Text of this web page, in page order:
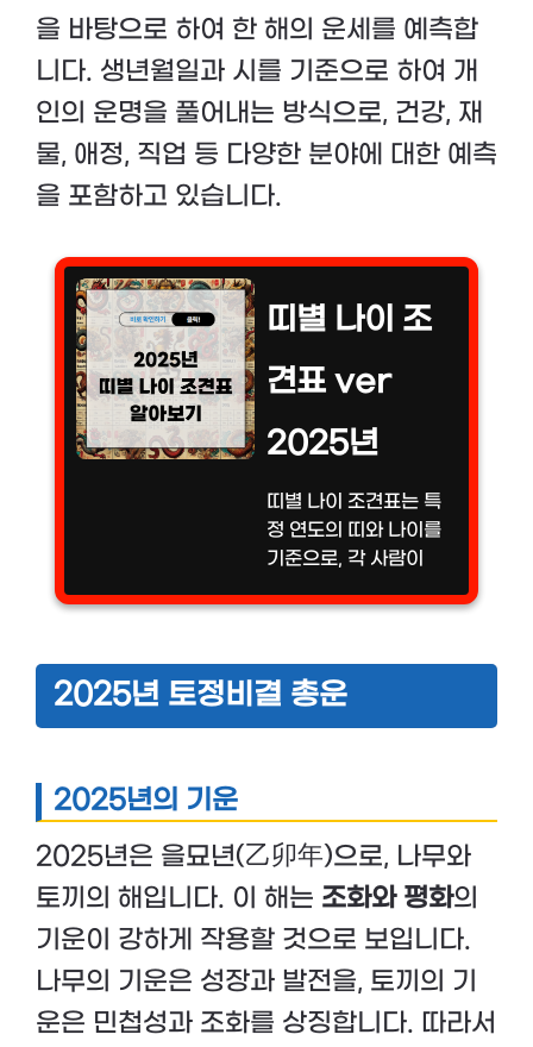
을 바탕으로 하여 한 해의 운세를 예측합
니다. 생년월일과 시를 기준으로 하여 개
인의 운명을 풀어내는 방식으로, 건강, 재
물, 애정, 직업 등 다양한 분야에 대한 예측
을 포함하고 있습니다.
띠별 나이 조
견표 ver
2025년
띠별 나이 조견표는 특
정 연도의 띠와 나이를
기준으로, 각 사람이
확인할 수 있도록 해줍
띠별 나이를 계산하여
조견표를 작성하고,
2025년 토정비결 총운
2025년의 기운
2025년은 을묘년(乙卯年)으로, 나무와
토끼의 해입니다. 이 해는 조화와 평화의
기운이 강하게 작용할 것으로 보입니다.
나무의 기운은 성장과 발전을, 토끼의 기
운은 민첩성과 조화를 상징합니다. 따라서